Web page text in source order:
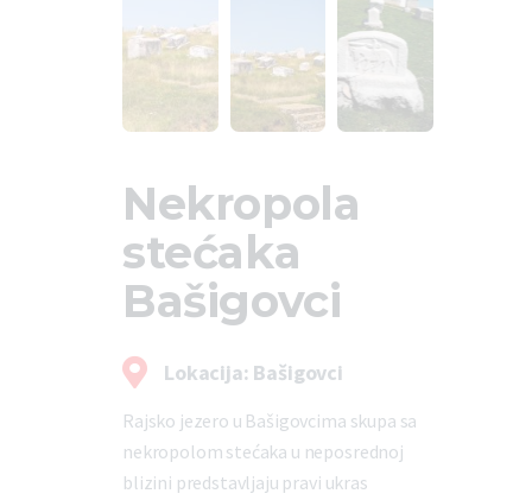
Nekropola
stećaka
Bašigovci
Lokacija: Bašigovci
Rajsko jezero u Bašigovcima skupa sa
nekropolom stećaka u neposrednoj
blizini predstavljaju pravi ukras